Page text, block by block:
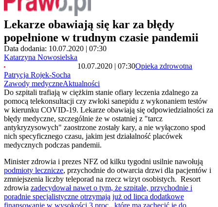
Lekarze obawiają się kar za błędy
popełnione w trudnym czasie pandemii
Data dodania: 10.07.2020 | 07:30
Katarzyna Nowosielska
Patrycja Rojek-Socha
10.07.2020 | 07:30Opieka zdrowotna
Zawody medyczneAktualności
Do szpitali trafiają w ciężkim stanie ofiary leczenia zdalnego za
pomocą telekonsultacji czy zwłoki sanepidu z wykonaniem testów
w kierunku COVID-19. Lekarze obawiają się odpowiedzialności za
błędy medyczne, szczególnie że w ostatniej z "tarcz
antykryzysowych" zaostrzone zostały kary, a nie wyłączono spod
nich specyficznego czasu, jakim jest działalność placówek
medycznych podczas pandemii.
Minister zdrowia i prezes NFZ od kilku tygodni usilnie nawołują
podmioty lecznicze, przychodnie do otwarcia drzwi dla pacjentów i
zmniejszenia liczby teleporad na rzecz wizyt osobistych. Resort
zdrowia zadecydował nawet o tym, że szpitale, przychodnie i
poradnie specjalistyczne otrzymają już od lipca dodatkowe